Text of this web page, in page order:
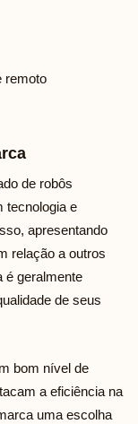
remoto
de robôs
tecnologia e
apresentando
relação a outros
é geralmente
de seus
bom nível de
a eficiência na
uma escolha